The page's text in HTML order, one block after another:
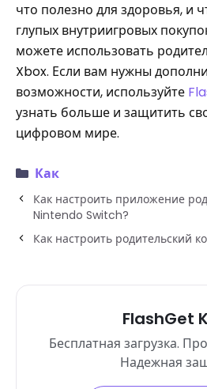
что полезно для здоровья, и
глупых внутриигровых
можете использовать
Xbox. Если вам нужны
возможности, используйте
узнать больше и защитить
цифровом мире.
Как
Как настроить приложение
Nintendo Switch?
Как настроить родительский
FlashGet
Бесплатная загрузка.
Надежная